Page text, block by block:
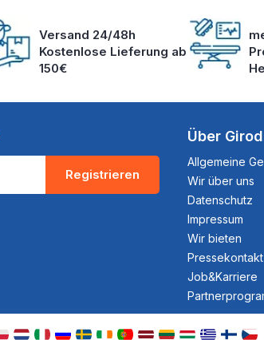
Versand 24/48h
Kostenlose Lieferung ab
150€
Registrieren
Über
Allgemeine
Wir über uns
Datenschutz
Impressum
Wir bieten
Pressekontakt
Job&Karriere